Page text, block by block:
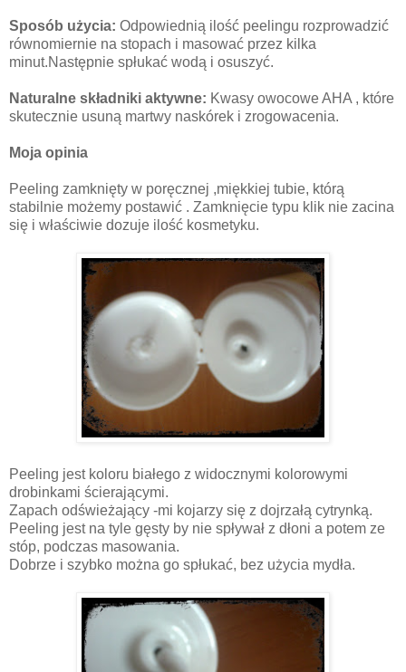
Sposób użycia: Odpowiednią ilość peelingu rozprowadzić
równomiernie na stopach i masować przez kilka
minut.Następnie spłukać wodą i osuszyć.
Naturalne składniki aktywne: Kwasy owocowe AHA , które
skutecznie usuną martwy naskórek i zrogowacenia.
Moja opinia
Peeling zamknięty w poręcznej ,miękkiej tubie, którą
stabilnie możemy postawić . Zamknięcie typu klik nie zacina
się i właściwie dozuje ilość kosmetyku.
Peeling jest koloru białego z widocznymi kolorowymi
drobinkami ścierającymi.
Zapach odświeżający -mi kojarzy się z dojrzałą cytrynką.
Peeling jest na tyle gęsty by nie spływał z dłoni a potem ze
stóp, podczas masowania.
Dobrze i szybko można go spłukać, bez użycia mydła.